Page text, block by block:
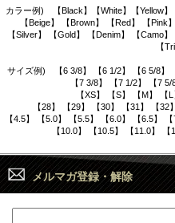
カラー例) 【Black】【White】【Yellow】
【Beige】 【Brown】 【Red】 【Pink
【Silver】 【Gold】 【Denim】 【Camo
【
サイズ例) 【6 3/8】 【6 1/2】 【6 5/8】
【7 3/8】 【7 1/2】 【7
【XS】 【S】 【M】 【
【28】 【29】 【30】 【31】 【32
【4.5】 【5.0】 【5.5】 【6.0】 【6.5】
【10.0】 【10.5】 【11.0】 【
メルマガ登録・解除